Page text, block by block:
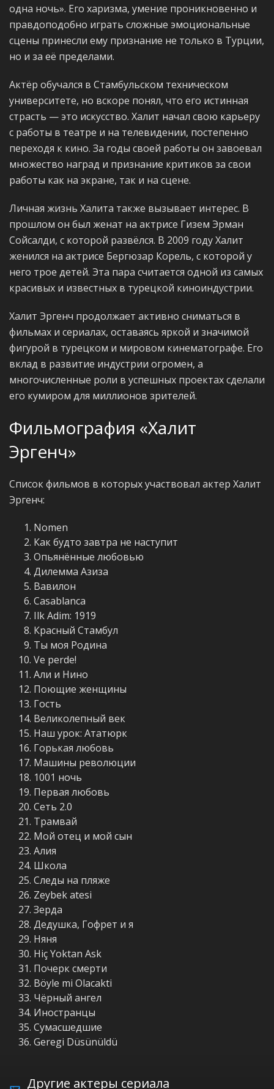
одна ночь». Его харизма, умение проникновенно и
правдоподобно играть сложные эмоциональные
сцены принесли ему признание не только в Турции,
но и за её пределами.
Актёр обучался в Стамбульском техническом
университете, но вскоре понял, что его истинная
страсть — это искусство. Халит начал свою карьеру
с работы в театре и на телевидении, постепенно
переходя к кино. За годы своей работы он завоевал
множество наград и признание критиков за свои
работы как на экране, так и на сцене.
Личная жизнь Халита также вызывает интерес. В
прошлом он был женат на актрисе Гизем Эрман
Сойсалди, с которой развёлся. В 2009 году Халит
женился на актрисе Бергюзар Корель, с которой у
него трое детей. Эта пара считается одной из самых
красивых и известных в турецкой киноиндустрии.
Халит Эргенч продолжает активно сниматься в
фильмах и сериалах, оставаясь яркой и значимой
фигурой в турецком и мировом кинематографе. Его
вклад в развитие индустрии огромен, а
многочисленные роли в успешных проектах сделали
его кумиром для миллионов зрителей.
Фильмография «Халит
Эргенч»
Список фильмов в которых участвовал актер Халит
Эргенч:
Nomen
Как будто завтра не наступит
Опьянённые любовью
Дилемма Азиза
Вавилон
Casablanca
Ilk Adim: 1919
Красный Стамбул
Ты моя Родина
Ve perde!
Али и Нино
Поющие женщины
Гость
Великолепный век
Наш урок: Ататюрк
Горькая любовь
Машины революции
1001 ночь
Первая любовь
Сеть 2.0
Трамвай
Мой отец и мой сын
Aлия
Школа
Следы на пляже
Zeybek atesi
Зерда
Дедушка, Гофрет и я
Няня
Hiç Yoktan Ask
Почерк смерти
Böyle mi Olacakti
Чёрный ангел
Иностранцы
Сумасшедшие
Geregi Düsünüldü
Другие актеры сериала